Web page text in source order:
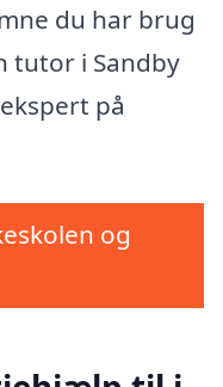
du har brug
tutor i Sandby
på
og